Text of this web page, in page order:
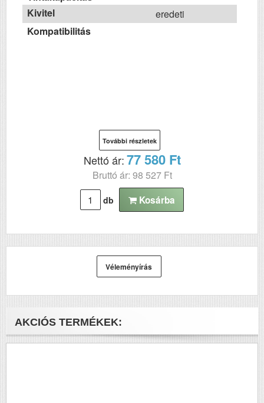
Kivitel
eredeti
Kompatibilitás
További részletek
Nettó ár:77 580 Ft
Bruttó ár: 98 527 Ft
db Kosárba
Véleményírás
AKCIÓS TERMÉKEK: